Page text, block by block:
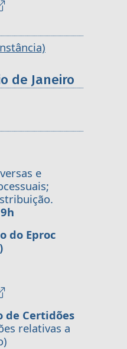
de Janeiro
e
do Eproc
de Certidões
relativas a